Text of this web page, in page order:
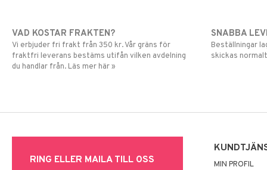
VAD KOSTAR FRAKTEN?
Vi erbjuder fri frakt från 350 kr. Vår gräns för
fraktfri leverans bestäms utifån vilken avdelning
du handlar från. Läs mer här »
SNABBA
Beställningar
skickas
RING ELLER MAILA TILL OSS
MIN PROFIL